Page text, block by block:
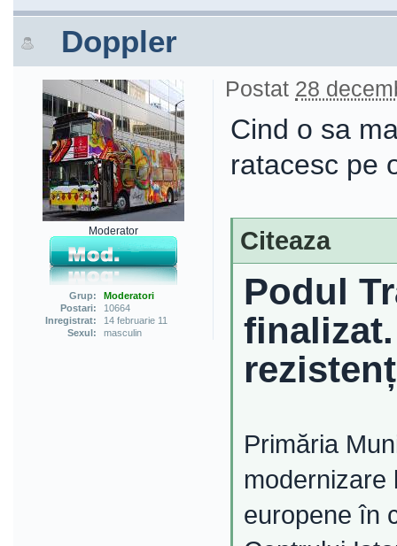
Doppler
Moderator
Grup:
Moderatori
Postari:
10664
Inregistrat:
14 februarie 11
Sexul:
masculin
Postat 28
Cind o sa
ratacesc pe
Citeaza
Podul
Primăria
modernizare
europene în